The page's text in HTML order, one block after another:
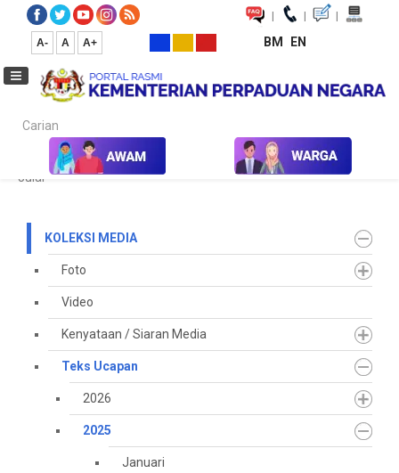
| | |
A- A A+ BM EN
Carian...
Laman Utama Media Koleksi Media Teks Ucapan
2025
Julai
KOLEKSI MEDIA
Foto
Video
Kenyataan / Siaran Media
Teks Ucapan
2026
2025
Januari